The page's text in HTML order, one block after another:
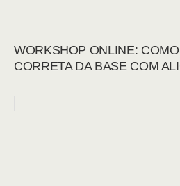
WORKSHOP ONLINE:
CORRETA DA BASE COM